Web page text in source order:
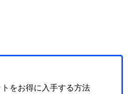
をお得に入手する方法